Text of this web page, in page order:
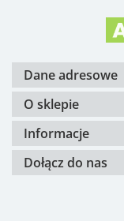
Dane adresowe
O sklepie
Informacje
Dołącz do nas